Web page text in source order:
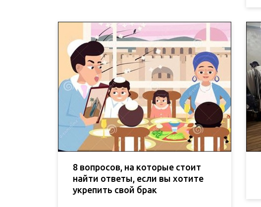
8 вопросов, на которые стоит
найти ответы, если вы хотите
укрепить свой брак